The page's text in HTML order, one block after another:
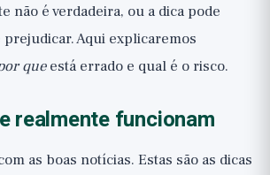
não é verdadeira, ou a dica pode
Aqui explicaremos
queestá errado e qual é o risco.
realmente funcionam
as boas notícias. Estas são as dicas